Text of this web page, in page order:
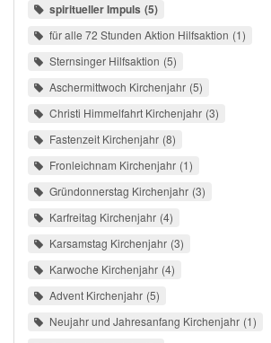
spiritueller Impuls 5
für alle 72 Stunden Aktion Hilfsaktion 1
Sternsinger Hilfsaktion 5
Aschermittwoch Kirchenjahr 5
Christi Himmelfahrt Kirchenjahr 3
Fastenzeit Kirchenjahr 8
Fronleichnam Kirchenjahr 1
Gründonnerstag Kirchenjahr 3
Karfreitag Kirchenjahr 4
Karsamstag Kirchenjahr 3
Karwoche Kirchenjahr 4
Advent Kirchenjahr 5
Neujahr und Jahresanfang Kirchenjahr 1